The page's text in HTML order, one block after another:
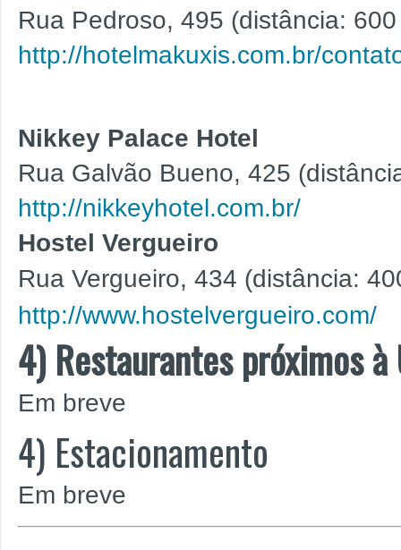
Rua Pedroso, 495 (distância:
http://hotelmakuxis.com.br/
Nikkey Palace Hotel
Rua Galvão Bueno, 425
http://nikkeyhotel.com.br/
Hostel Vergueiro
Rua Vergueiro, 434 (distância:
http://www.hostelvergueiro.com/
4) Restaurantes próximos à
Em breve
4) Estacionamento
Em breve